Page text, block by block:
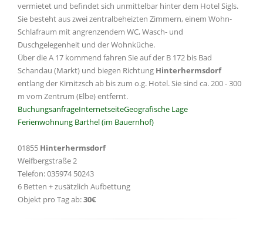
vermietet und befindet sich unmittelbar hinter dem Hotel Sigls.
Sie besteht aus zwei zentralbeheizten Zimmern, einem Wohn-
Schlafraum mit angrenzendem WC, Wasch- und
Duschgelegenheit und der Wohnküche.
Über die A 17 kommend fahren Sie auf der B 172 bis Bad
Schandau (Markt) und biegen Richtung Hinterhermsdorf
entlang der Kirnitzsch ab bis zum o.g. Hotel. Sie sind ca. 200 - 300
m vom Zentrum (Elbe) entfernt.
BuchungsanfrageInternetseiteGeografische Lage
Ferienwohnung Barthel (im Bauernhof)
01855 Hinterhermsdorf
Weifbergstraße 2
Telefon: 035974 50243
6 Betten + zusätzlich Aufbettung
Objekt pro Tag ab:30€